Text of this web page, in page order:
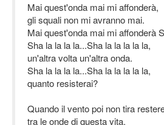
Mai quest'onda mai mi affonderà,
gli squali non mi avranno mai.
Mai quest'onda mai mi affonderà
Sha la la la la...Sha la la la la la,
un'altra volta un'altra onda.
Sha la la la la...Sha la la la la la,
quanto resisterai?
Quando il vento poi non tira
tra le onde di questa vita,